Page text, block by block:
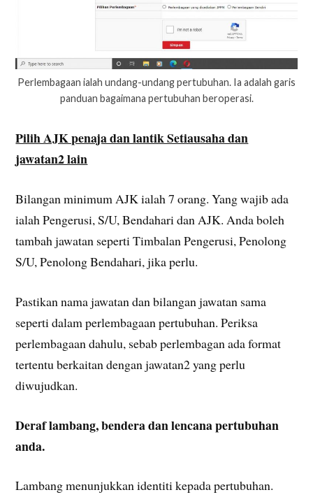
Perlembagaan ialah undang-undang pertubuhan. Ia adalah garis
panduan bagaimana pertubuhan beroperasi.
Pilih AJK penaja dan lantik Setiausaha dan
jawatan2 lain
Bilangan minimum AJK ialah 7 orang. Yang wajib ada
ialah Pengerusi, S/U, Bendahari dan AJK. Anda boleh
tambah jawatan seperti Timbalan Pengerusi, Penolong
S/U, Penolong Bendahari, jika perlu.
Pastikan nama jawatan dan bilangan jawatan sama
seperti dalam perlembagaan pertubuhan. Periksa
perlembagaan dahulu, sebab perlembagan ada format
tertentu berkaitan dengan jawatan2 yang perlu
diwujudkan.
Deraf lambang, bendera dan lencana pertubuhan
anda.
Lambang menunjukkan identiti kepada pertubuhan.